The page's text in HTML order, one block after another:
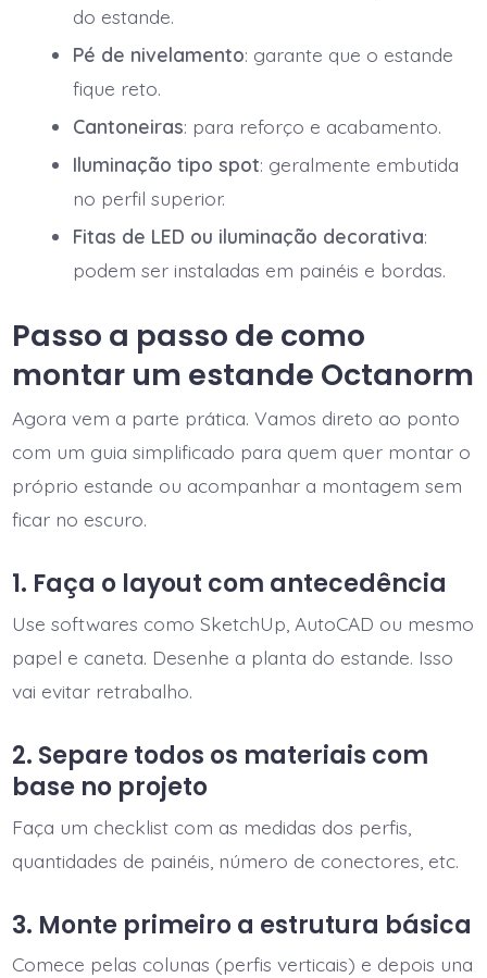
do estande.
Pé de nivelamento: garante que o estande
fique reto.
Cantoneiras: para reforço e acabamento.
Iluminação tipo spot: geralmente embutida
no perfil superior.
Fitas de LED ou iluminação decorativa:
podem ser instaladas em painéis e bordas.
Passo a passo de como
montar um estande Octanorm
Agora vem a parte prática. Vamos direto ao ponto
com um guia simplificado para quem quer montar o
próprio estande ou acompanhar a montagem sem
ficar no escuro.
1. Faça o layout com antecedência
Use softwares como SketchUp, AutoCAD ou mesmo
papel e caneta. Desenhe a planta do estande. Isso
vai evitar retrabalho.
2. Separe todos os materiais com
base no projeto
Faça um checklist com as medidas dos perfis,
quantidades de painéis, número de conectores, etc.
3. Monte primeiro a estrutura básica
Comece pelas colunas (perfis verticais) e depois una